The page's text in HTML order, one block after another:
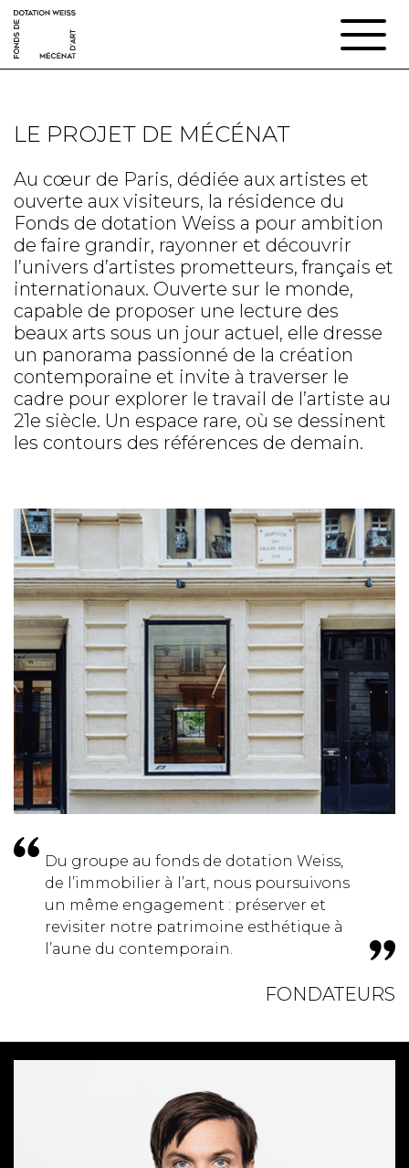
LE PROJET DE MÉCÉNAT
Au cœur de Paris, dédiée aux artistes et
ouverte aux visiteurs, la résidence du
Fonds de dotation Weiss a pour ambition
de faire grandir, rayonner et découvrir
l’univers d’artistes prometteurs, français et
internationaux. Ouverte sur le monde,
capable de proposer une lecture des
beaux arts sous un jour actuel, elle dresse
un panorama passionné de la création
contemporaine et invite à traverser le
cadre pour explorer le travail de l’artiste au
21e siècle. Un espace rare, où se dessinent
les contours des références de demain.
Du groupe au fonds de dotation Weiss,
de l’immobilier à l’art, nous poursuivons
un même engagement : préserver et
revisiter notre patrimoine esthétique à
l’aune du contemporain.
FONDATEURS